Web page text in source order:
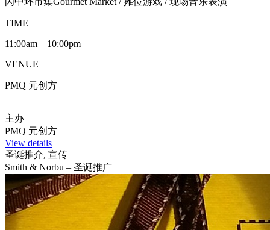
TIME
11:00am – 10:00pm
VENUE
PMQ 元创方
主办
PMQ 元创方
View details
圣诞推介, 宣传
Smith & Norbu – 圣诞推广